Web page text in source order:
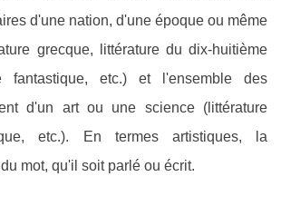
d'une nation, d'une époque ou même
grecque, littérature du dix-huitième
fantastique, etc.) et l'ensemble des
d'un art ou une science (littérature
etc.). En termes artistiques, la
mot, qu'il soit parlé ou écrit.